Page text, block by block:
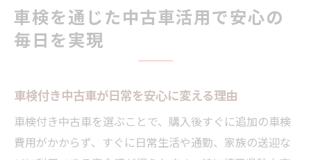
車検を通じた中古車活用で安心の
毎日を実現
車検付き中古車が日常を安心に変える理由
車検付き中古車を選ぶことで、購入後すぐに追加の車検
費用がかからず、すぐに日常生活や通勤、家族の送迎な